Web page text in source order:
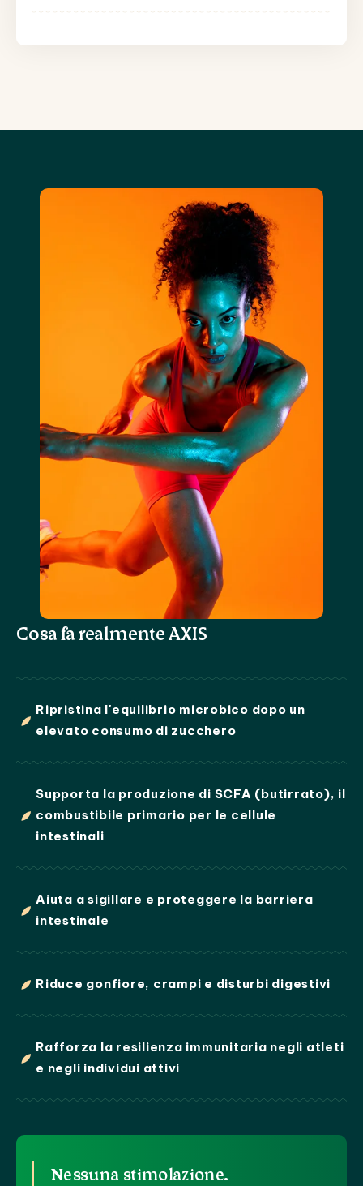
Cosa fa realmente AXIS
Ripristina l'equilibrio microbico dopo un
elevato consumo di zucchero
Supporta la produzione di SCFA (butirrato), il
combustibile primario per le cellule
intestinali
Aiuta a sigillare e proteggere la barriera
intestinale
Riduce gonfiore, crampi e disturbi digestivi
Rafforza la resilienza immunitaria negli atleti
e negli individui attivi
Nessuna stimolazione.